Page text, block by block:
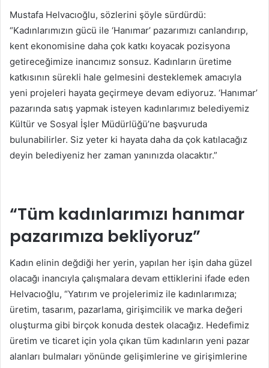
Mustafa Helvacıoğlu, sözlerini şöyle sürdürdü:
“Kadınlarımızın gücü ile ‘Hanımar’ pazarımızı canlandırıp,
kent ekonomisine daha çok katkı koyacak pozisyona
getireceğimize inancımız sonsuz. Kadınların üretime
katkısının sürekli hale gelmesini desteklemek amacıyla
yeni projeleri hayata geçirmeye devam ediyoruz. ‘Hanımar’
pazarında satış yapmak isteyen kadınlarımız belediyemiz
Kültür ve Sosyal İşler Müdürlüğü’ne başvuruda
bulunabilirler. Siz yeter ki hayata daha da çok katılacağız
deyin belediyeniz her zaman yanınızda olacaktır.”
“Tüm kadınlarımızı hanımar
pazarımıza bekliyoruz”
Kadın elinin değdiği her yerin, yapılan her işin daha güzel
olacağı inancıyla çalışmalara devam ettiklerini ifade eden
Helvacıoğlu, “Yatırım ve projelerimiz ile kadınlarımıza;
üretim, tasarım, pazarlama, girişimcilik ve marka değeri
oluşturma gibi birçok konuda destek olacağız. Hedefimiz
üretim ve ticaret için yola çıkan tüm kadınların yeni pazar
alanları bulmaları yönünde gelişimlerine ve girişimlerine